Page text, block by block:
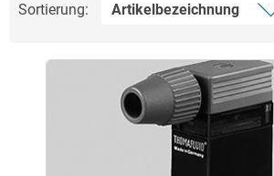
Sortierung: